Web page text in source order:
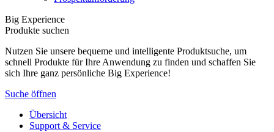
Big Experience
Produkte suchen
Nutzen Sie unsere bequeme und intelligente Produktsuche, um
schnell Produkte für Ihre Anwendung zu finden und schaffen Sie
sich Ihre ganz persönliche Big Experience!
Suche öffnen
Übersicht
Support & Service